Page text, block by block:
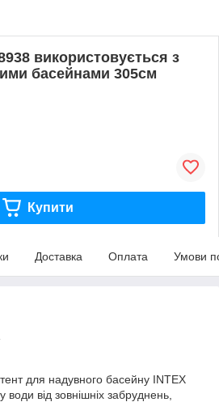
використовується з
басейнами 305см
Купити
Доставка Оплата Умови
для надувного басейну INTEX
від зовнішніх забруднень,